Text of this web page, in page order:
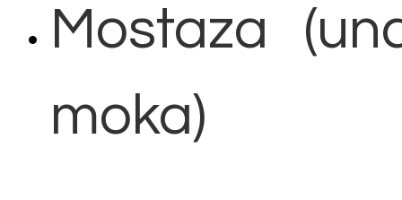
Mostaza
moka)